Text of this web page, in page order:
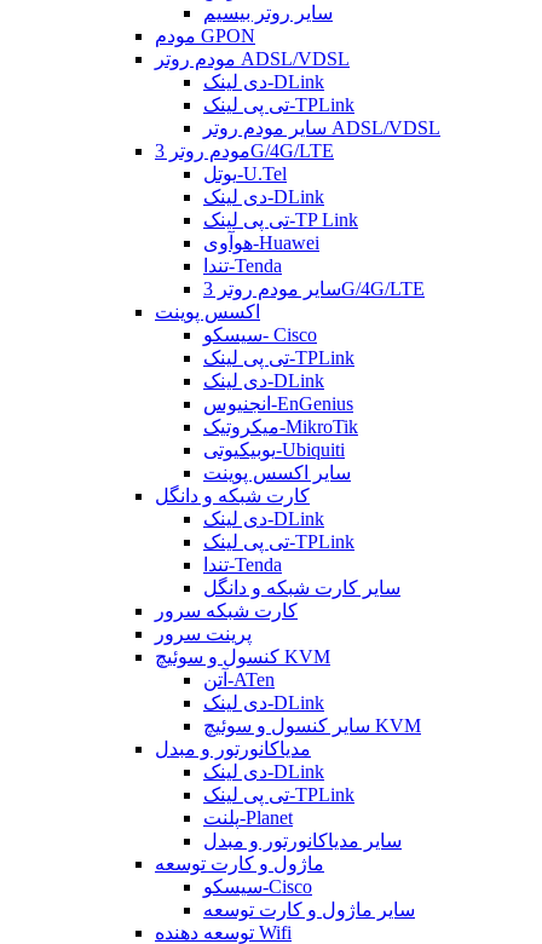
سایر روتر بیسیم
مودم GPON
مودم روتر ADSL/VDSL
دی لینک-DLink
تی پی لینک-TPLink
سایر مودم روتر ADSL/VDSL
مودم روتر 3G/4G/LTE
یوتل-U.Tel
دی لینک-DLink
تی پی لینک-TP Link
هوآوی-Huawei
تندا-Tenda
سایر مودم روتر 3G/4G/LTE
اکسس پوینت
سیسکو- Cisco
تی پی لینک-TPLink
دی لینک-DLink
انجنیوس-EnGenius
میکروتیک-MikroTik
یوبیکیوتی-Ubiquiti
سایر اکسس پوینت
کارت شبکه و دانگل
دی لینک-DLink
تی پی لینک-TPLink
تندا-Tenda
سایر کارت شبکه و دانگل
کارت شبکه سرور
پرینت سرور
کنسول و سوئیچ KVM
آتن-ATen
دی لینک-DLink
سایر کنسول و سوئیچ KVM
مدیاکانورتور و مبدل
دی لینک-DLink
تی پی لینک-TPLink
پلنت-Planet
سایر مدیاکانورتور و مبدل
ماژول و کارت توسعه
سیسکو-Cisco
سایر ماژول و کارت توسعه
توسعه دهنده Wifi